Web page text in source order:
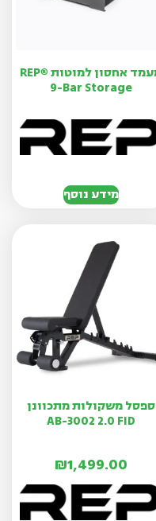
מעמד אחסון למוטות REP®
9-Bar Storage
מידע נוסף
ספסל משקולות מתכוונן
AB-3002 2.0 FID
₪1,499.00